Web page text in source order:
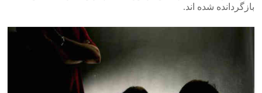
بازگردانده شده اند.